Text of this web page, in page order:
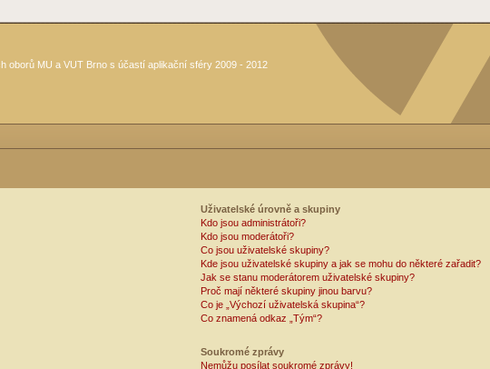
oborů MU a VUT Brno s účastí aplikační sféry 2009 - 2012
Uživatelské úrovně a skupiny
Kdo jsou administrátoři?
Kdo jsou moderátoři?
Co jsou uživatelské skupiny?
Kde jsou uživatelské skupiny a jak se mohu do některé zařadit?
Jak se stanu moderátorem uživatelské skupiny?
Proč mají některé skupiny jinou barvu?
Co je „Výchozí uživatelská skupina“?
Co znamená odkaz „Tým“?
Soukromé zprávy
Nemůžu posílat soukromé zprávy!